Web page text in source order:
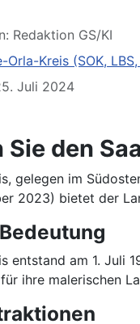
Redaktion GS/KI
Orla-Kreis (SOK,
Juli 2024
Sie den
gelegen im
2023) bietet der
entstand am 1. Juli
ihre malerischen